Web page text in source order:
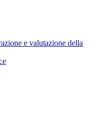
e valutazione della